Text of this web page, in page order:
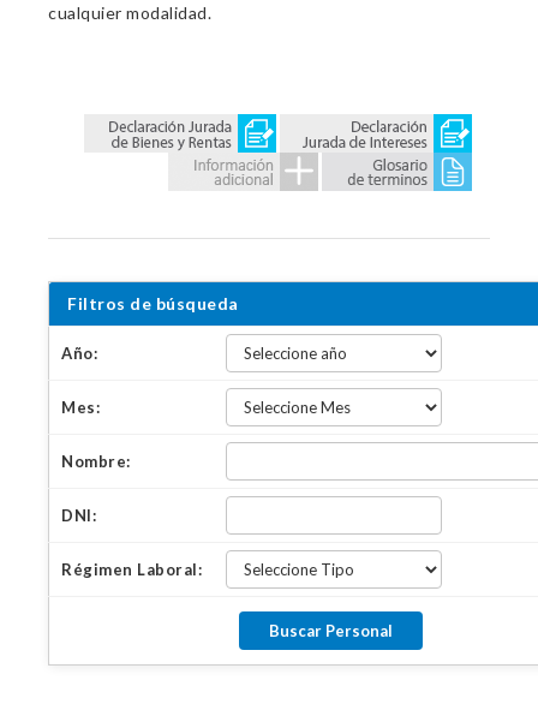
cualquier modalidad.
Filtros de búsqueda
Año:
Mes:
Nombre:
DNI:
Régimen Laboral: